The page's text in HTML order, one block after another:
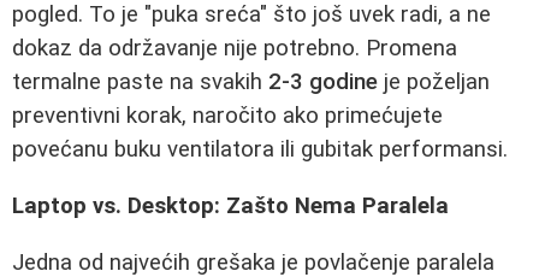
pogled. To je "puka sreća" što još uvek radi, a ne
dokaz da održavanje nije potrebno. Promena
termalne paste na svakih 2-3 godine je poželjan
preventivni korak, naročito ako primećujete
povećanu buku ventilatora ili gubitak performansi.
Laptop vs. Desktop: Zašto Nema Paralela
Jedna od najvećih grešaka je povlačenje paralela